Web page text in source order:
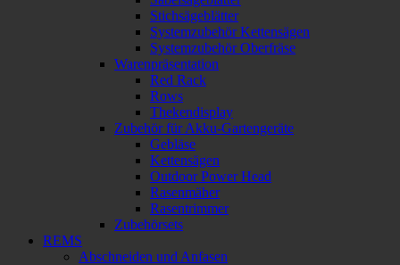
Stichsägeblätter
Systemzubehör Kettensägen
Systemzubehör Oberfräse
Warenpräsentation
Red Rack
Rows
Thekendisplay
Zubehör für Akku-Gartengeräte
Gebläse
Kettensägen
Outdoor Power Head
Rasenmäher
Rasentrimmer
Zubehörsets
REMS
Abschneiden und Anfasen